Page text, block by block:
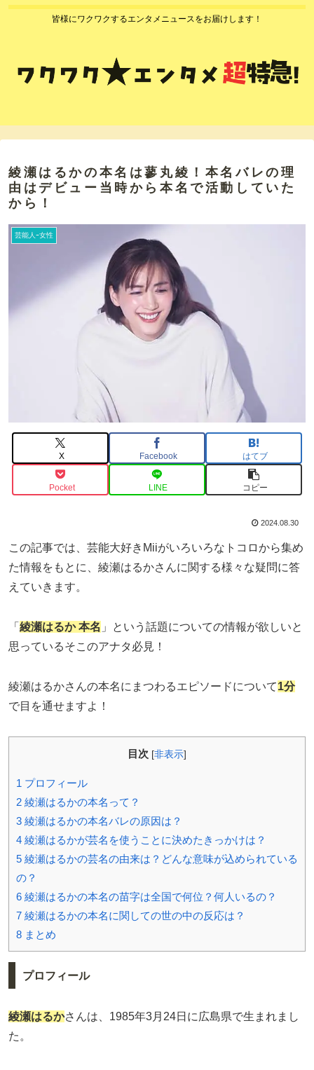
皆様にワクワクするエンタメニュースをお届けします！
綾瀬はるかの本名は蓼丸綾！本名バレの理
由はデビュー当時から本名で活動していた
から！
芸能人ｰ女性
X Facebook はてブ
Pocket LINE コピー
2024.08.30
この記事では、芸能大好きMiiがいろいろなトコロから集め
た情報をもとに、綾瀬はるかさんに関する様々な疑問に答
えていきます。
「 綾瀬はるか 本名 」という話題についての情報が欲しいと
思っているそこのアナタ必見！
綾瀬はるかさんの本名にまつわるエピソードについて1分
で目を通せますよ！
目次 [非表示]
1 プロフィール
2 綾瀬はるかの本名って？
3 綾瀬はるかの本名バレの原因は？
4 綾瀬はるかが芸名を使うことに決めたきっかけは？
5 綾瀬はるかの芸名の由来は？どんな意味が込められている
の？
6 綾瀬はるかの本名の苗字は全国で何位？何人いるの？
7 綾瀬はるかの本名に関しての世の中の反応は？
8 まとめ
プロフィール
綾瀬はるかさんは、1985年3月24日に広島県で生まれまし
た。